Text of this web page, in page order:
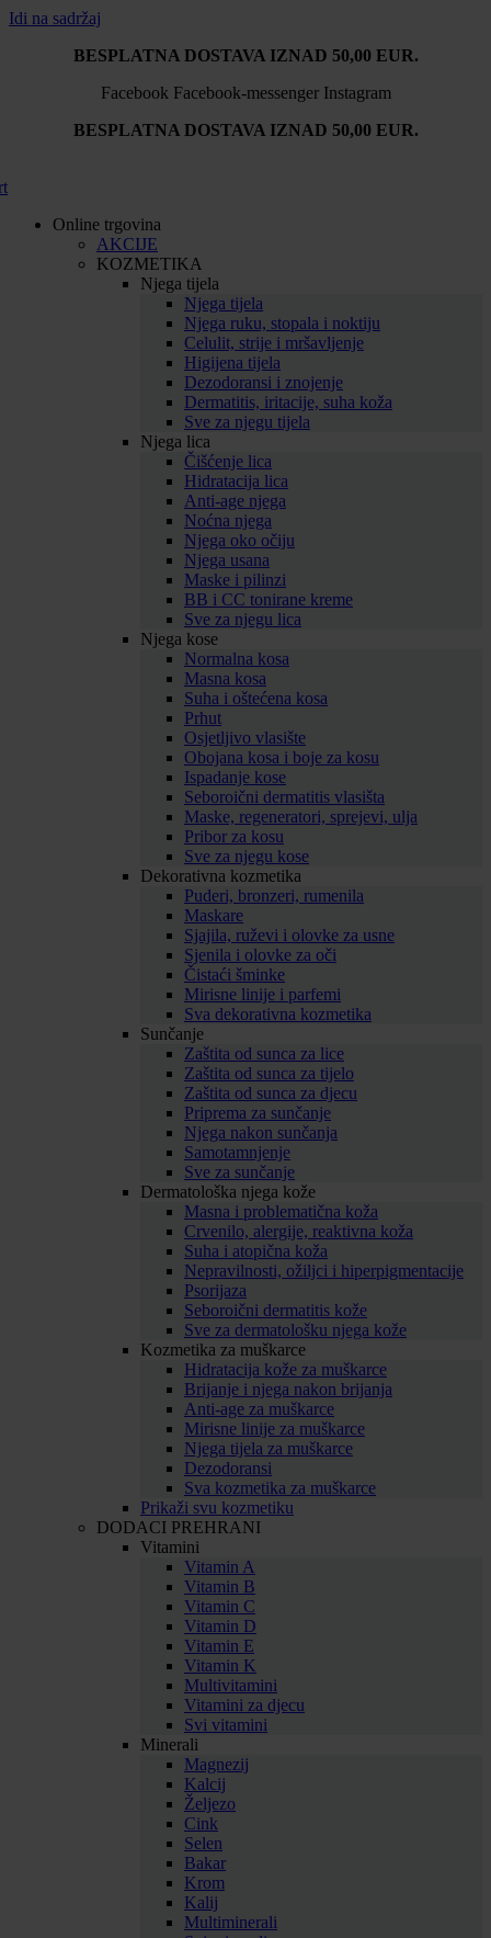
Idi na sadržaj
BESPLATNA DOSTAVA IZNAD 50,00 EUR.
Facebook Facebook-messenger Instagram
BESPLATNA DOSTAVA IZNAD 50,00 EUR.
Online trgovina
AKCIJE
KOZMETIKA
Njega tijela
Njega tijela
Njega ruku, stopala i noktiju
Celulit, strije i mršavljenje
Higijena tijela
Dezodoransi i znojenje
Dermatitis, iritacije, suha koža
Sve za njegu tijela
Njega lica
Čišćenje lica
Hidratacija lica
Anti-age njega
Noćna njega
Njega oko očiju
Njega usana
Maske i pilinzi
BB i CC tonirane kreme
Sve za njegu lica
Njega kose
Normalna kosa
Masna kosa
Suha i oštećena kosa
Prhut
Osjetljivo vlasište
Obojana kosa i boje za kosu
Ispadanje kose
Seboroični dermatitis vlasišta
Maske, regeneratori, sprejevi, ulja
Pribor za kosu
Sve za njegu kose
Dekorativna kozmetika
Puderi, bronzeri, rumenila
Maskare
Sjajila, ruževi i olovke za usne
Sjenila i olovke za oči
Čistaći šminke
Mirisne linije i parfemi
Sva dekorativna kozmetika
Sunčanje
Zaštita od sunca za lice
Zaštita od sunca za tijelo
Zaštita od sunca za djecu
Priprema za sunčanje
Njega nakon sunčanja
Samotamnjenje
Sve za sunčanje
Dermatološka njega kože
Masna i problematična koža
Crvenilo, alergije, reaktivna koža
Suha i atopična koža
Nepravilnosti, ožiljci i hiperpigmentacije
Psorijaza
Seboroični dermatitis kože
Sve za dermatološku njega kože
Kozmetika za muškarce
Hidratacija kože za muškarce
Brijanje i njega nakon brijanja
Anti-age za muškarce
Mirisne linije za muškarce
Njega tijela za muškarce
Dezodoransi
Sva kozmetika za muškarce
Prikaži svu kozmetiku
DODACI PREHRANI
Vitamini
Vitamin A
Vitamin B
Vitamin C
Vitamin D
Vitamin E
Vitamin K
Multivitamini
Vitamini za djecu
Svi vitamini
Minerali
Magnezij
Kalcij
Željezo
Cink
Selen
Bakar
Krom
Kalij
Multiminerali